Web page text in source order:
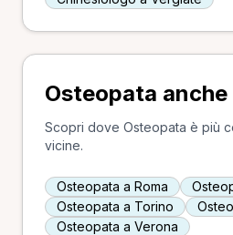
Osteopata
Scopri dove Osteopata è più
vicine.
Osteopata a Roma
Osteopata a Torino
Osteopata a Verona